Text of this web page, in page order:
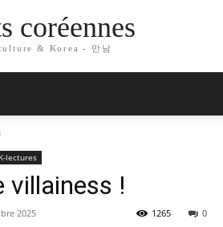
coréennes
& Korea - 만남
K-lectures
villainess !
2025 0
1265